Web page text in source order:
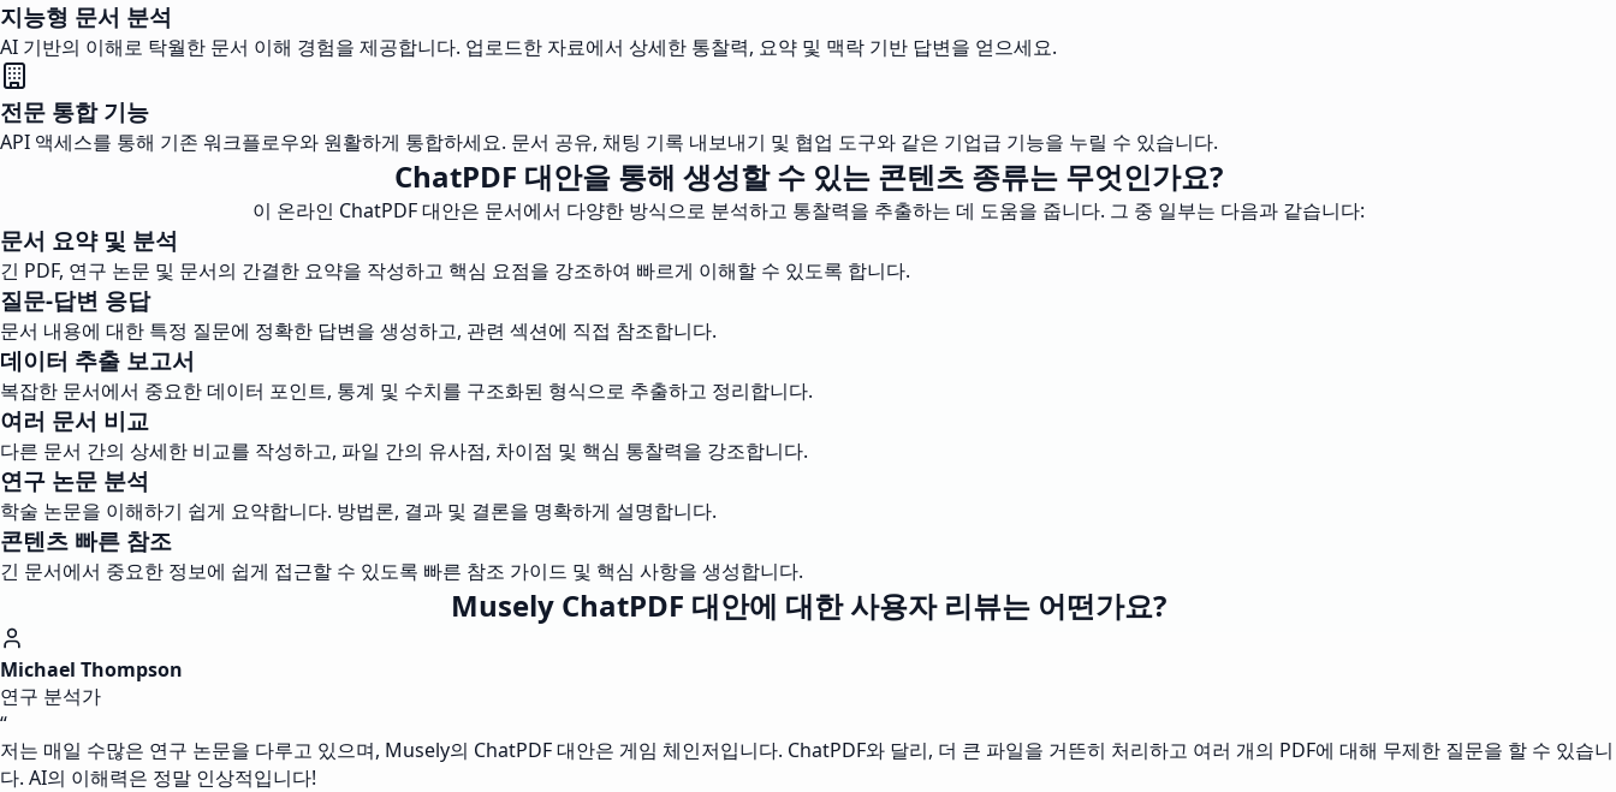
지능형 문서 분석
AI 기반의 이해로 탁월한 문서 이해 경험을 제공합니다. 업로드한 자료에서 상세한 통찰력, 요약 및 맥락 기반 답변을 얻으세요.
전문 통합 기능
API 액세스를 통해 기존 워크플로우와 원활하게 통합하세요. 문서 공유, 채팅 기록 내보내기 및 협업 도구와 같은 기업급 기능을 누릴 수 있습니다.
ChatPDF 대안을 통해 생성할 수 있는 콘텐츠 종류는 무엇인가요?
이 온라인 ChatPDF 대안은 문서에서 다양한 방식으로 분석하고 통찰력을 추출하는 데 도움을 줍니다. 그 중 일부는 다음과 같습니다:
문서 요약 및 분석
긴 PDF, 연구 논문 및 문서의 간결한 요약을 작성하고 핵심 요점을 강조하여 빠르게 이해할 수 있도록 합니다.
질문-답변 응답
문서 내용에 대한 특정 질문에 정확한 답변을 생성하고, 관련 섹션에 직접 참조합니다.
데이터 추출 보고서
복잡한 문서에서 중요한 데이터 포인트, 통계 및 수치를 구조화된 형식으로 추출하고 정리합니다.
여러 문서 비교
다른 문서 간의 상세한 비교를 작성하고, 파일 간의 유사점, 차이점 및 핵심 통찰력을 강조합니다.
연구 논문 분석
학술 논문을 이해하기 쉽게 요약합니다. 방법론, 결과 및 결론을 명확하게 설명합니다.
콘텐츠 빠른 참조
긴 문서에서 중요한 정보에 쉽게 접근할 수 있도록 빠른 참조 가이드 및 핵심 사항을 생성합니다.
Musely ChatPDF 대안에 대한 사용자 리뷰는 어떤가요?
Michael Thompson
연구 분석가
“
저는 매일 수많은 연구 논문을 다루고 있으며, Musely의 ChatPDF 대안은 게임 체인저입니다. ChatPDF와 달리, 더 큰 파일을 거뜬히 처리하고 여러 개의 PDF에 대해 무제한 질문을 할 수 있습니
다. AI의 이해력은 정말 인상적입니다!